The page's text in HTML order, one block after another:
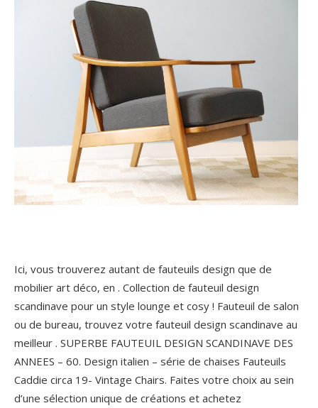
Ici, vous trouverez autant de fauteuils design que de
mobilier art déco, en . Collection de fauteuil design
scandinave pour un style lounge et cosy ! Fauteuil de salon
ou de bureau, trouvez votre fauteuil design scandinave au
meilleur . SUPERBE FAUTEUIL DESIGN SCANDINAVE DES
ANNEES – 60. Design italien – série de chaises Fauteuils
Caddie circa 19- Vintage Chairs. Faites votre choix au sein
d’une sélection unique de créations et achetez